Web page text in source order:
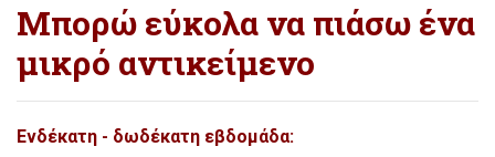
Μπορώ εύκολα να πιάσω ένα
μικρό αντικείμενο
Ενδέκατη - δωδέκατη εβδομάδα: